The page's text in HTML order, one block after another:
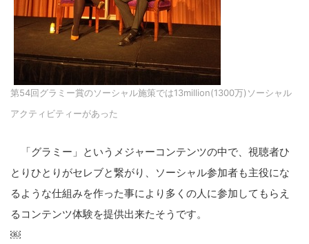
第54回グラミー賞のソーシャル施策では13million(1300万)ソーシャル
アクティビティーがあった
「グラミー」というメジャーコンテンツの中で、視聴者ひ
とりひとりがセレブと繋がり、ソーシャル参加者も主役にな
るような仕組みを作った事により多くの人に参加してもらえ
るコンテンツ体験を提供出来たそうです。
￼